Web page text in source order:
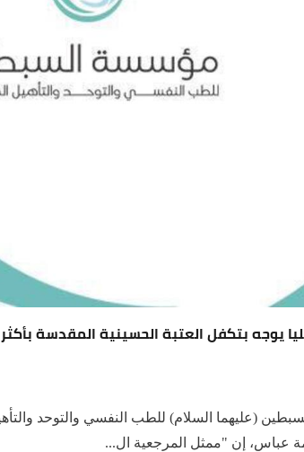
(عليهما السلام) للطب النفسي والتوحد
عباس، إن "ممثل المرجعية ال...